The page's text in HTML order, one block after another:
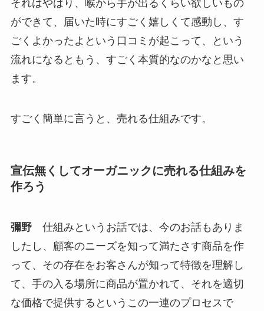
それはやはり、喉から手が出るくらい欲しいもの
ができて、届いた時にすごく嬉しくて感動し、す
ごくよかったよという口コミが起こって、という
流れになるともう、すごく本質的なのかなと思い
ます。
すごく簡単に言うと、売れる仕組みです。
宣伝無くしてオーガニックに売れる仕組みを
作ろう
彌野仕組みというお話では、今のお話もありま
したし、顧客のニーズを知って満たさす商品を作
って、その存在をお客さんが知って特徴を理解し
て、手の入る場所に商品が置かれて、それを適切
な価格で提供するというこの一連のプロセスで